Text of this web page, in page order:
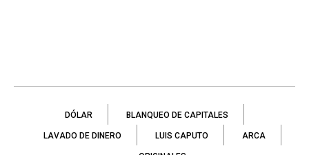
DÓLAR BLANQUEO DE CAPITALES
LAVADO DE DINERO LUIS CAPUTO ARCA